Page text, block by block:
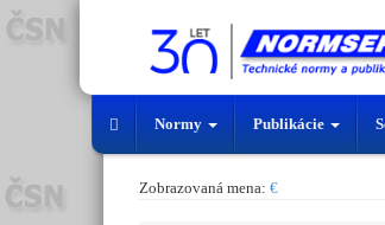
Normy Publikácie
Zobrazovaná mena: €